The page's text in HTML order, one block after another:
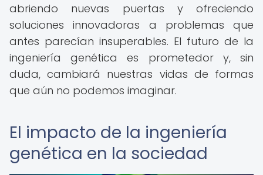
abriendo nuevas puertas y ofreciendo
soluciones innovadoras a problemas que
antes parecían insuperables. El futuro de la
ingeniería genética es prometedor y, sin
duda, cambiará nuestras vidas de formas
que aún no podemos imaginar.
El impacto de la ingeniería
genética en la sociedad